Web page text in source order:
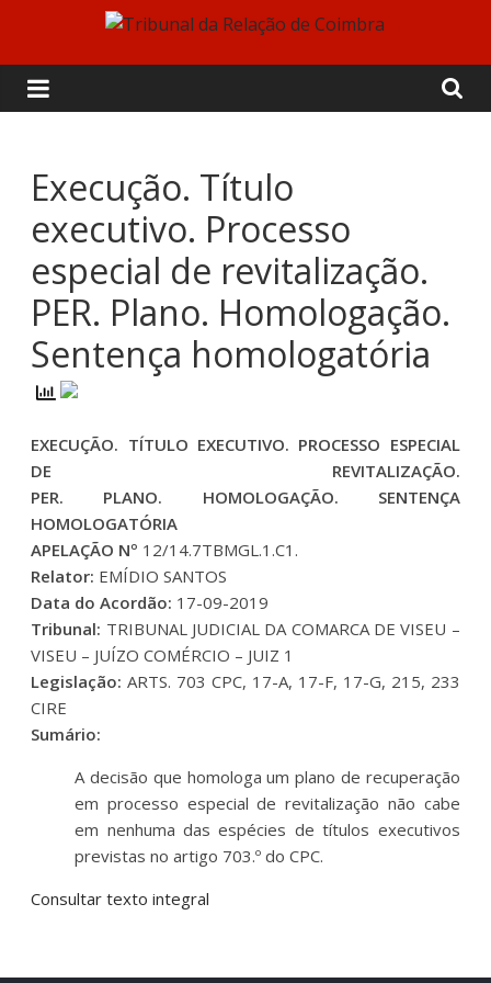
content
Tribunal
da
Relação
de
Coimbra
Execução. Título
executivo. Processo
especial de revitalização.
PER. Plano. Homologação.
Sentença homologatória
EXECUÇÃO. TÍTULO EXECUTIVO. PROCESSO ESPECIAL
DE REVITALIZAÇÃO.
PER. PLANO. HOMOLOGAÇÃO. SENTENÇA
HOMOLOGATÓRIA
APELAÇÃO Nº 12/14.7TBMGL.1.C1.
Relator: EMÍDIO SANTOS
Data do Acordão: 17-09-2019
Tribunal: TRIBUNAL JUDICIAL DA COMARCA DE VISEU –
VISEU – JUÍZO COMÉRCIO – JUIZ 1
Legislação:ARTS. 703 CPC, 17-A, 17-F, 17-G, 215, 233
CIRE
Sumário:
A decisão que homologa um plano de recuperação
em processo especial de revitalização não cabe
em nenhuma das espécies de títulos executivos
previstas no artigo 703.º do CPC.
Consultar texto integral